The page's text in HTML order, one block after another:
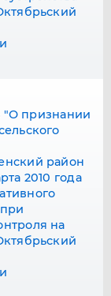
"О признании
район
2010 года
на